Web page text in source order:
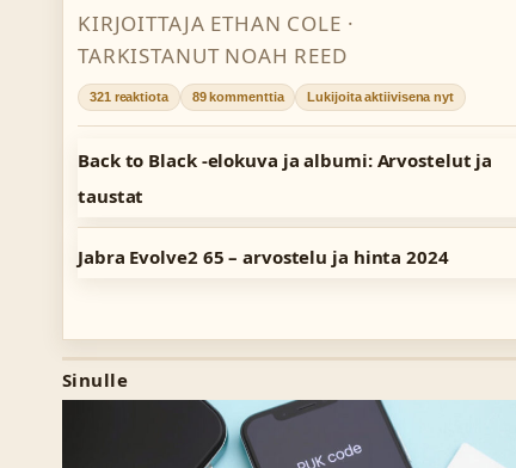
KIRJOITTAJA ETHAN COLE ·
TARKISTANUT NOAH REED
321 reaktiota 89 kommenttia Lukijoita aktiivisena nyt
Back to Black -elokuva ja albumi: Arvostelut ja
taustat
Jabra Evolve2 65 – arvostelu ja hinta 2024
Sinulle